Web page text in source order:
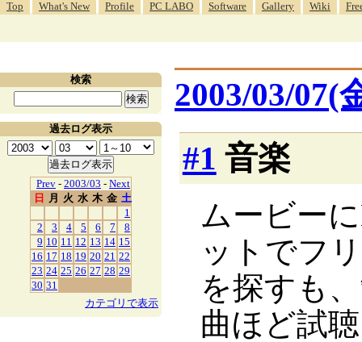
Top What's New Profile PC LABO Software Gallery Wiki
2003/03/07(
#1 音楽
ムービー
ットでフ
を探すも
曲ほど試
検索
過去ログ表示
Prev - 2003/03 - Next
日
月 火 水 木 金 土
1
2
3 4 5 6 7
8
9 10 11 12 13 14 15
16 17 18 19 20 21 22
23 24 25 26 27 28 29
30 31
カテゴリで表示